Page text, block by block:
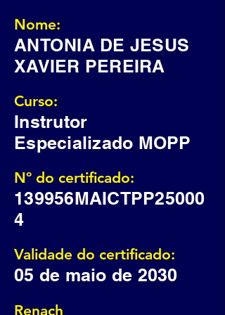
Nome:
ANTONIA DE JESUS
XAVIER PEREIRA
Curso:
Instrutor
Especializado MOPP
Nº do certificado:
139956MAICTPP25000
4
Validade do certificado:
05 de maio de 2030
Renach